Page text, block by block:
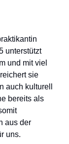
unterstützt
und mit viel
sie
auch kulturell
bereits als
aus der
uns.